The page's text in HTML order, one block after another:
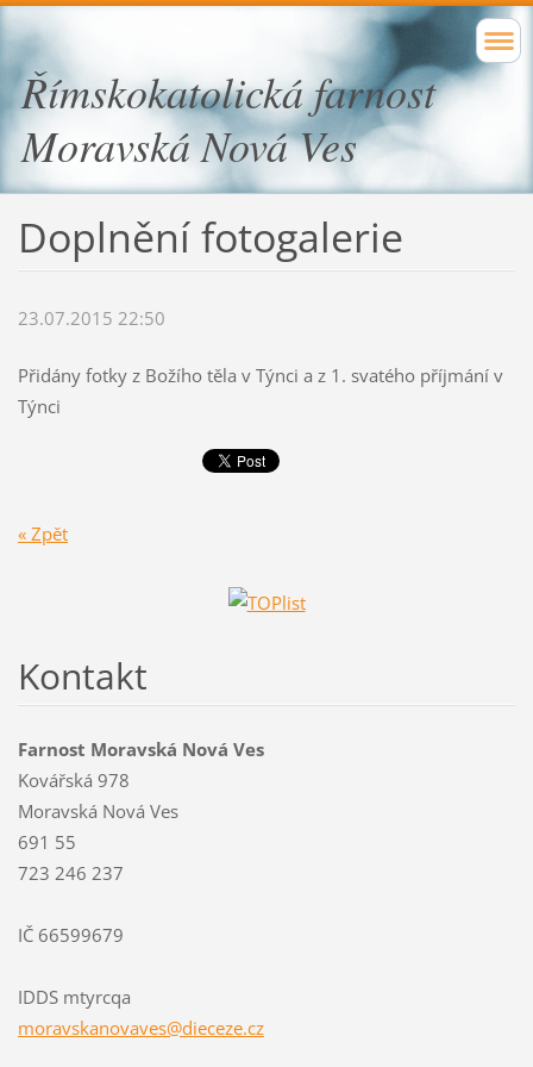
Římskokatolická farnost
Moravská Nová Ves
Doplnění fotogalerie
23.07.2015 22:50
Přidány fotky z Božího těla v Týnci a z 1. svatého příjmání v
Týnci
« Zpět
Kontakt
Farnost Moravská Nová Ves
Kovářská 978
Moravská Nová Ves
691 55
723 246 237
IČ 66599679
IDDS mtyrcqa
moravskanovaves@dieceze.cz